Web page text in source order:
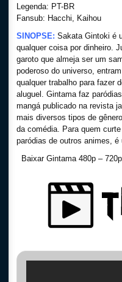
Legenda: PT-BR
Fansub: Hacchi, Kaihou
SINOPSE: Sakata Gintoki é
qualquer coisa por dinheiro.
garoto que almeja ser um
poderoso do universo,
qualquer trabalho para fazer
aluguel. Gintama faz
mangá publicado na revista
mais diversos tipos de
da comédia. Para quem
paródias de outros animes, é
Baixar Gintama 480p –